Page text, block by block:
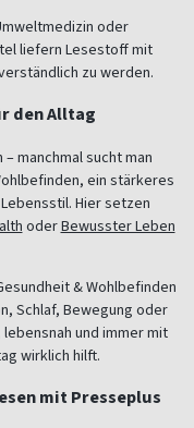
oder
liefern Lesestoff mit
zu werden.
den Alltag
manchmal sucht man
ein stärkeres
Hier setzen
oderBewusster Leben
& Wohlbefinden
Schlaf, Bewegung oder
und immer mit
wirklich hilft.
mit Presseplus